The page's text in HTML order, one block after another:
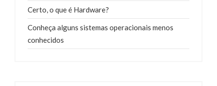
Certo, o que é Hardware?
Conheça alguns sistemas operacionais menos
conhecidos